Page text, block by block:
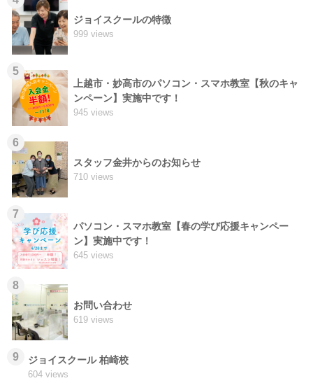
ジョイスクールの特徴
999 views
5
上越市・妙高市のパソコン・スマホ教室【秋のキャ
ンペーン】実施中です！
945 views
6
スタッフ金井からのお知らせ
710 views
7
パソコン・スマホ教室【春の学び応援キャンペー
ン】実施中です！
645 views
8
お問い合わせ
619 views
9 ジョイスクール 柏崎校
604 views